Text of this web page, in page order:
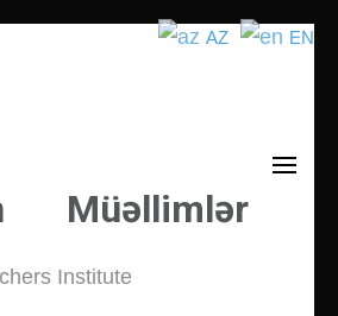
Müəllimlər
Institute
AZ EN